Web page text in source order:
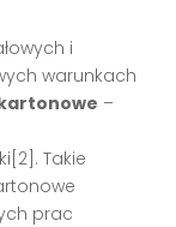
i
warunkach
–
Takie
prac